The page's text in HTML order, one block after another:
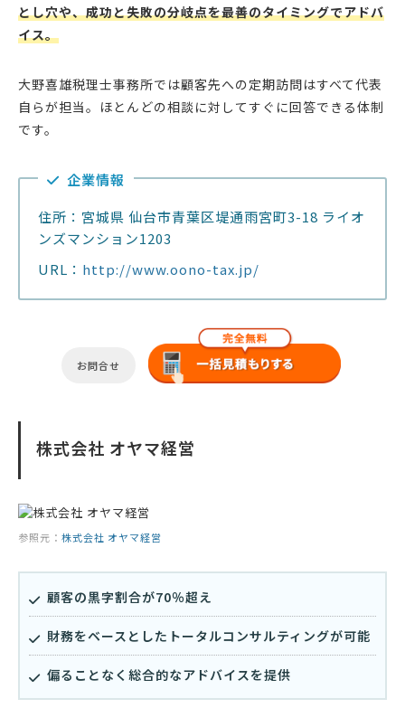
とし穴や、成功と失敗の分岐点を最善のタイミングでアドバ
イス。
大野喜雄税理士事務所では顧客先への定期訪問はすべて代表
自らが担当。ほとんどの相談に対してすぐに回答できる体制
です。
企業情報
住所：宮城県 仙台市青葉区堤通雨宮町3-18 ライオ
ンズマンション1203
URL： http://www.oono-tax.jp/
お問合せ
株式会社 オヤマ経営
参照元： 株式会社 オヤマ経営
顧客の黒字割合が70％超え
財務をベースとしたトータルコンサルティングが可能
偏ることなく総合的なアドバイスを提供